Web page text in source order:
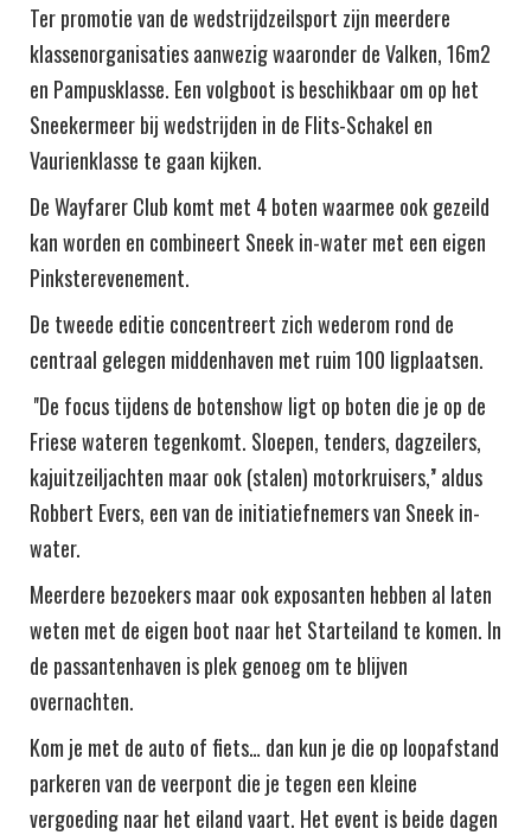
Ter promotie van de wedstrijdzeilsport zijn meerdere
klassenorganisaties aanwezig waaronder de Valken, 16m2
en Pampusklasse. Een volgboot is beschikbaar om op het
Sneekermeer bij wedstrijden in de Flits-Schakel en
Vaurienklasse te gaan kijken.
De Wayfarer Club komt met 4 boten waarmee ook gezeild
kan worden en combineert Sneek in-water met een eigen
Pinksterevenement.
De tweede editie concentreert zich wederom rond de
centraal gelegen middenhaven met ruim 100 ligplaatsen.
''De focus tijdens de botenshow ligt op boten die je op de
Friese wateren tegenkomt. Sloepen, tenders, dagzeilers,
kajuitzeiljachten maar ook (stalen) motorkruisers,’' aldus
Robbert Evers, een van de initiatiefnemers van Sneek in-
water.
Meerdere bezoekers maar ook exposanten hebben al laten
weten met de eigen boot naar het Starteiland te komen. In
de passantenhaven is plek genoeg om te blijven
overnachten.
Kom je met de auto of fiets… dan kun je die op loopafstand
parkeren van de veerpont die je tegen een kleine
vergoeding naar het eiland vaart. Het event is beide dagen